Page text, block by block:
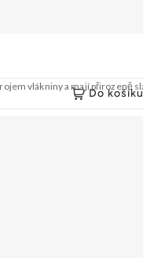
Do košíku
vlákniny a mají